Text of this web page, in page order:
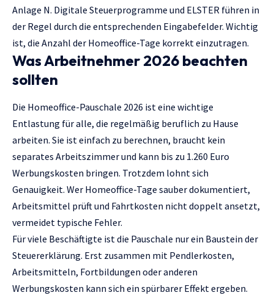
Anlage N. Digitale Steuerprogramme und ELSTER führen in
der Regel durch die entsprechenden Eingabefelder. Wichtig
ist, die Anzahl der Homeoffice-Tage korrekt einzutragen.
Was Arbeitnehmer 2026 beachten
sollten
Die Homeoffice-Pauschale 2026 ist eine wichtige
Entlastung für alle, die regelmäßig beruflich zu Hause
arbeiten. Sie ist einfach zu berechnen, braucht kein
separates Arbeitszimmer und kann bis zu 1.260 Euro
Werbungskosten bringen. Trotzdem lohnt sich
Genauigkeit. Wer Homeoffice-Tage sauber dokumentiert,
Arbeitsmittel prüft und Fahrtkosten nicht doppelt ansetzt,
vermeidet typische Fehler.
Für viele Beschäftigte ist die Pauschale nur ein Baustein der
Steuererklärung. Erst zusammen mit Pendlerkosten,
Arbeitsmitteln, Fortbildungen oder anderen
Werbungskosten kann sich ein spürbarer Effekt ergeben.